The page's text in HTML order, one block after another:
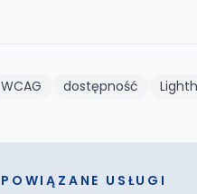
WCAG dostępność
POWIĄZANE USŁUGI